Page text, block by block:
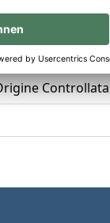
Controllata